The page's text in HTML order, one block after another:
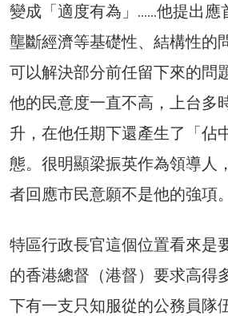
變成「適度有為」……他提出應
壟斷經濟等基礎性、結構性的
可以解決部分前任留下來的問
他的民意度一直不高，上台多
升，在他任期下還產生了「佔
態。很明顯梁振英作為領導人
者回應市民意願不是他的強項。
特區行政長官這個位置看來是
的香港總督（港督）要求高得
下有一支只知服從的公務員隊